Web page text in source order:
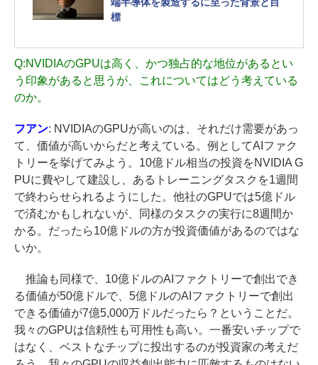
標
Q:NVIDIAのGPUは高く、かつ独占的な地位があるとい
う印象があると思うが、これについてはどう考えている
のか。
フアン: NVIDIAのGPUが高いのは、それだけ需要があっ
て、価値が高いからだと考えている。例としてAIファク
トリーを挙げてみよう。10億ドル相当の投資をNVIDIA G
PUに費やして建設し、あるトレーニングタスクを1週間
で終わらせられるようにした。他社のGPUでは5億ドル
で済むかもしれないが、同様のタスクの実行に8週間か
かる。だったら10億ドルの方が投資価値があるのではな
いか。
推論も同様で、10億ドルのAIファクトリーで創出でき
る価値が50億ドルで、5億ドルのAIファクトリーで創出
できる価値が7億5,000万ドルだったら？ということだ。
我々のGPUは信頼性も可用性も高い。一番安いチップで
はなく、ベストなチップに投出するのが投資家の考えだ